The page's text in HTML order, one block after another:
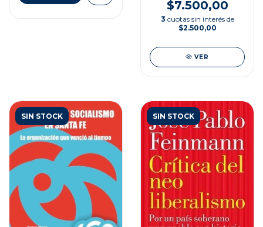
$7.500,00
3 cuotas sin interés de
$2.500,00
VER
SIN STOCK SIN STOCK